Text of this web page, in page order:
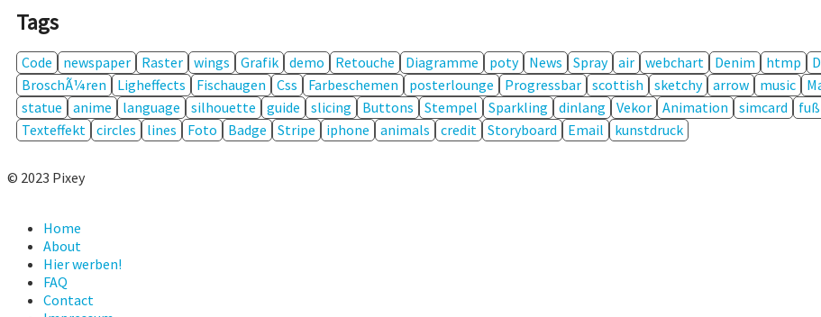
Tags
Code newspaper Raster wings Grafik demo Retouche Diagramme poty News Spray air webchart Denim htmp
BroschÃ¼ren
Ligheffects Fischaugen Css Farbeschemen posterlounge Progressbar scottish sketchy arrow music
statue
anime language silhouette guide slicing Buttons Stempel Sparkling dinlang Vekor Animation simcard
Texteffekt circles lines Foto Badge Stripe iphone animals credit Storyboard Email kunstdruck
© 2023 Pixey
Home
About
Hier werben!
FAQ
Contact